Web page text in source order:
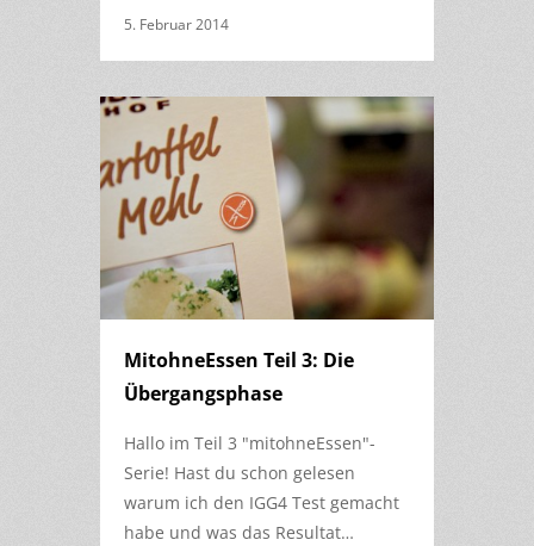
5. Februar 2014
MitohneEssen Teil 3: Die
Übergangsphase
Hallo im Teil 3 "mitohneEssen"-
Serie! Hast du schon gelesen
warum ich den IGG4 Test gemacht
habe und was das Resultat…